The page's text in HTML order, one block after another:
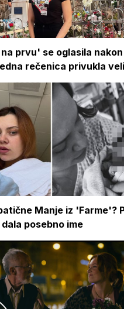
prvu' se oglasila
rečenica privukla
Manje iz 'Farme'?
posebno ime